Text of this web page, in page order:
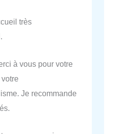
très
à vous pour votre
Je recommande